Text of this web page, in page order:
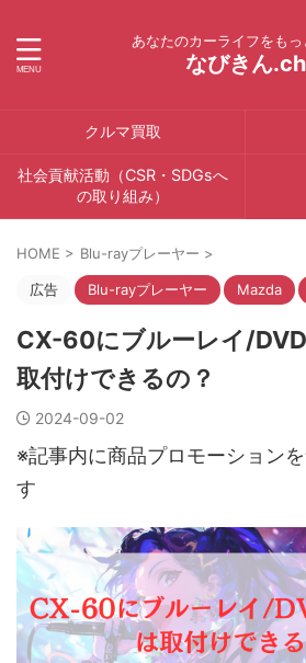
あなたのカーライフをもっ
なびきん.ch
クルマ買取
社会貢献活動（CSR・SDGsへ
の取り組み）
HOME > Blu-rayプレーヤー >
広告 Blu-rayプレーヤー Mazda
CX-60にブルーレイ/
取付けできるの？
2024-09-02
※記事内に商品プロモーション
す